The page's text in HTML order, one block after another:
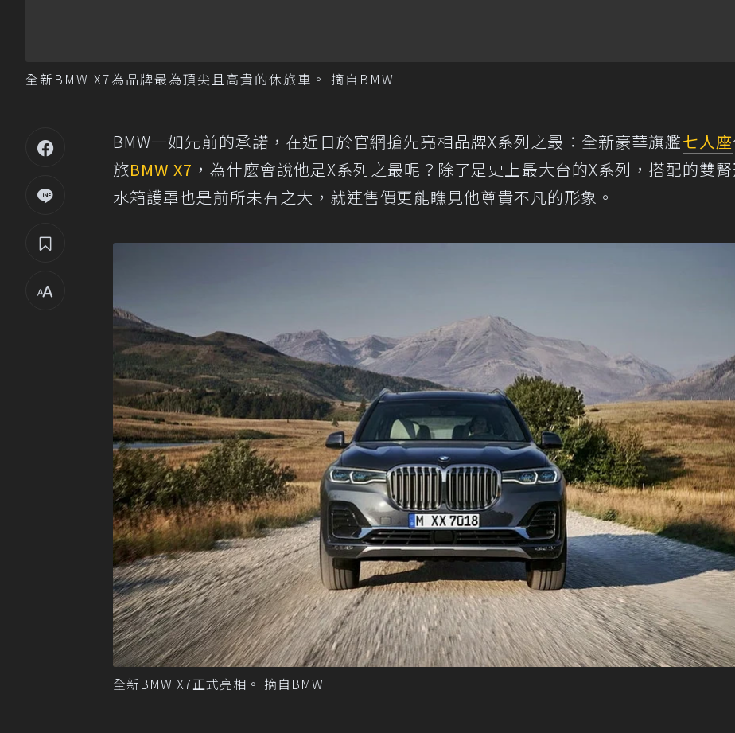
全新BMW X7為品牌最為頂尖且高貴的休旅車。 摘自BMW
BMW一如先前的承諾，在近日於官網搶先亮相品牌X系列之最：全新豪華旗艦七人座
旅BMW X7 ，為什麼會說他是X系列之最呢？除了是史上最大台的X系列，搭配的雙
水箱護罩也是前所未有之大，就連售價更能瞧見他尊貴不凡的形象。
全新BMW X7正式亮相。 摘自BMW